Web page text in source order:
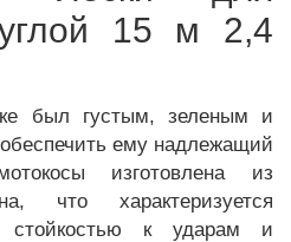
15 м 2,4
был густым, зеленым и
ему надлежащий
изготовлена из
что характеризуется
стойкостью к ударам и